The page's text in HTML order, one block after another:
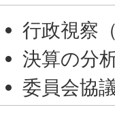
行政視察
決算の分
委員会協